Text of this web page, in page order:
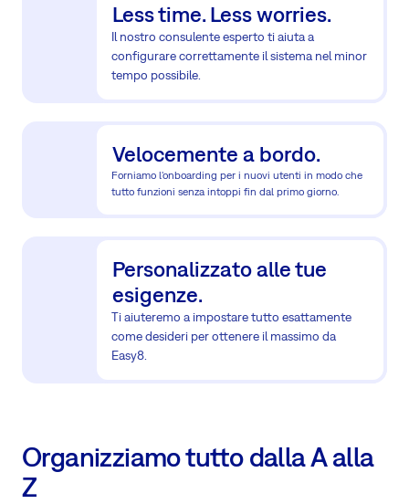
Less time. Less worries.
Il nostro consulente esperto ti aiuta a
configurare correttamente il sistema nel minor
tempo possibile.
Velocemente a bordo.
Forniamo l'onboarding per i nuovi utenti in modo che
tutto funzioni senza intoppi fin dal primo giorno.
Personalizzato alle tue
esigenze.
Ti aiuteremo a impostare tutto esattamente
come desideri per ottenere il massimo da
Easy8.
Organizziamo tutto dalla A alla
Z